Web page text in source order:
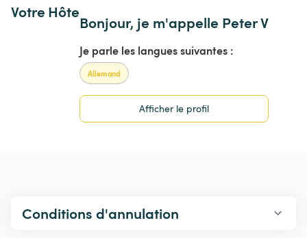
Votre Hôte
Bonjour, je m'appelle Peter V
Je parle les langues suivantes :
Allemand
Afficher le profil
Conditions d'annulation